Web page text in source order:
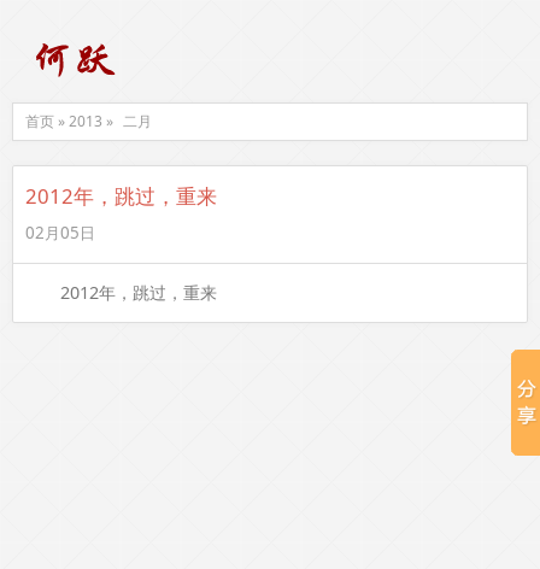
首页 » 2013 » 二月
2012年，跳过，重来
02月05日
2012年，跳过，重来